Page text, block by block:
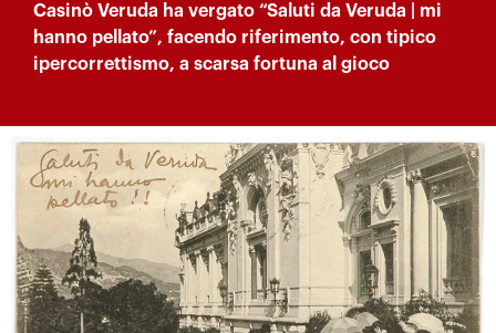
Casinò Veruda ha vergato “Saluti da Veruda | mi
hanno pellato”, facendo riferimento, con tipico
ipercorrettismo, a scarsa fortuna al gioco